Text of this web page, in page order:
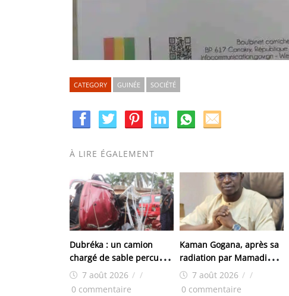
CATEGORY GUINÉE SOCIÉTÉ
À LIRE ÉGALEMENT
Dubréka : un camion
chargé de sable percute
violemment un véhicule
de boissons à Kenendé
7 août 2026 / /
0 commentaire
Kaman Gogana, après sa
radiation par Mamadi
Doumbouya : « On m’a
retiré ma robe, pas ma
7 août 2026 / /
0 commentaire